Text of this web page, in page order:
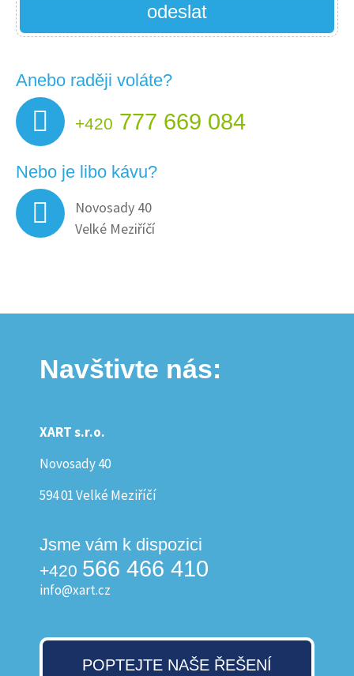
odeslat
Anebo raději voláte?
+420 777 669 084
Nebo je libo kávu?
Novosady 40
Velké Meziříčí
Navštivte nás:
XART s.r.o.
Novosady 40
594 01 Velké Meziříčí
Jsme vám k dispozici
+420 566 466 410
info@xart.cz
POPTEJTE NAŠE ŘEŠENÍ